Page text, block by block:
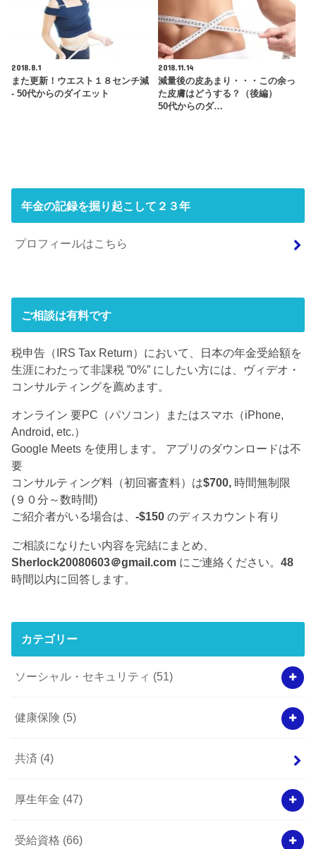
2018.8.1
また更新！ウエスト１８センチ減
- 50代からのダイエット
2018.11.14
減量後の皮あまり・・・この余っ
た皮膚はどうする？（後編）
50代からのダ…
年金の記録を掘り起こして２３年
プロフィールはこちら
ご相談は有料です
税申告（IRS Tax Return）において、日本の年金受給額を
生涯にわたって非課税 ”0%” にしたい方には、ヴィデオ・
コンサルティングを薦めます。
オンライン 要PC（パソコン）またはスマホ（iPhone,
Android, etc.）
Google Meets を使用します。 アプリのダウンロードは不
要
コンサルティング料（初回審査料）は$700, 時間無制限
(９０分～数時間)
ご紹介者がいる場合は、-$150 のディスカウント有り
ご相談になりたい内容を完結にまとめ、
Sherlock20080603＠gmail.com にご連絡ください。48
時間以内に回答します。
カテゴリー
ソーシャル・セキュリティ (51)
健康保険 (5)
共済 (4)
厚生年金 (47)
受給資格 (66)